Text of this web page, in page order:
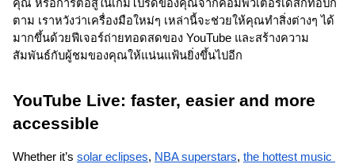
คุณ หรือการต่อสู้ในเกมโปรดของคุณจากคอมพิวเตอร์เดสก์ท็อปก็
ตาม เราหวังว่าเครื่องมือใหม่ๆ เหล่านี้จะช่วยให้คุณทำสิ่งต่างๆ ได้
มากขึ้นด้วยฟีเจอร์ถ่ายทอดสดของ YouTube และสร้างความ
สัมพันธ์กับผู้ชมของคุณให้แน่นแฟ้นยิ่งขึ้นไปอีก
YouTube Live: faster, easier and more
accessible
Whether it’s solar eclipses, NBA superstars, the hottest music